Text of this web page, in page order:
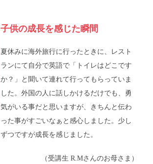
子供の成長を感じた瞬間
夏休みに海外旅行に行ったときに、レスト
ランにて自分で英語で「トイレはどこです
か？」と聞いて連れて行ってもらっていま
した。外国の人に話しかけるだけでも、勇
気がいる事だと思いますが、きちんと伝わ
った事がすごいなぁと感心しました。少し
ずつですが成長を感じました。
（受講生 R.Mさんのお母さま）